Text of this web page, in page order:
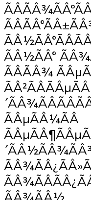
ÃÂ½ÃÂ°
ÃÂÃÂ¾
ÃÂµÃÂ¼ÃÂ
ÃÂ¾ÃÂ½